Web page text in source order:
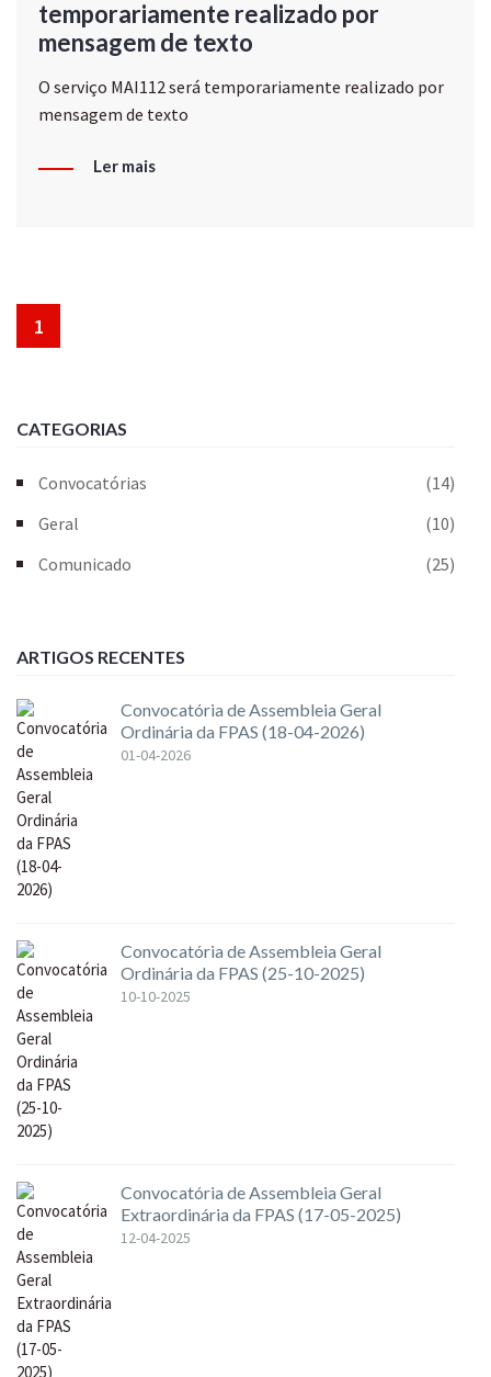
temporariamente realizado por
mensagem de texto
O serviço MAI112 será temporariamente realizado por
mensagem de texto
Ler mais
1
CATEGORIAS
Convocatórias
(14)
Geral
(10)
Comunicado
(25)
ARTIGOS RECENTES
Convocatória de Assembleia Geral
Ordinária da FPAS (18-04-2026)
01-04-2026
Convocatória de Assembleia Geral
Ordinária da FPAS (25-10-2025)
10-10-2025
Convocatória de Assembleia Geral
Extraordinária da FPAS (17-05-2025)
12-04-2025